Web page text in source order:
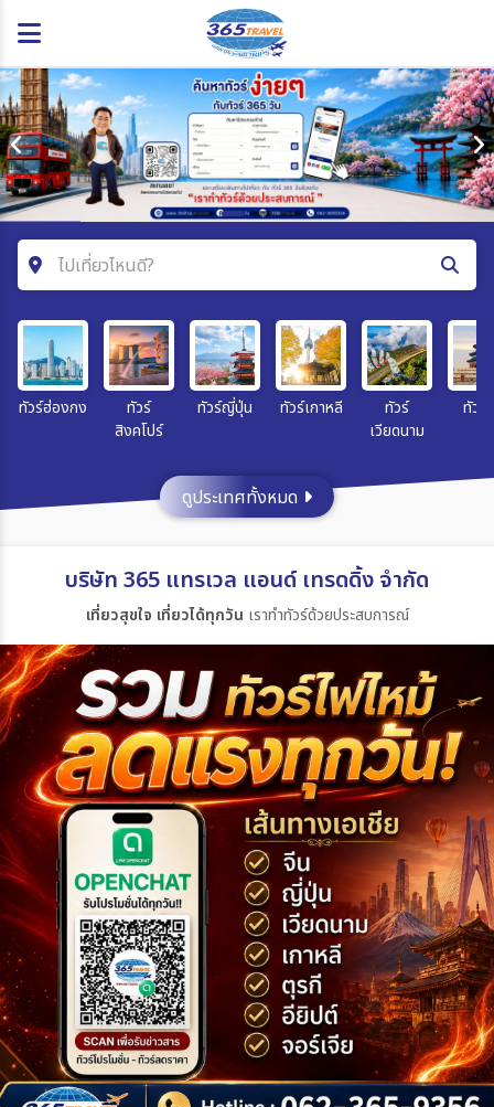
ไปเที่ยวไหนดี?
ค้นหาโปรแกรมทัวร์
คำค้นหา
สายการบิน
ตั้งแต่วันที่
ถึงวันที่
เฉพาะเดือน
เฉพาะเทศกาล
ทัวร์ฮ่องกง
ทัวร์
สิงคโปร์
ทัวร์ญี่ปุ่น ทัวร์เกาหลี
ทัวร์
เวียดนาม
ทัวร์
ดูประเทศทั้งหมด
บริษัท 365 แทรเวล แอนด์ เทรดดิ้ง จำกัด
เที่ยวสุขใจ เที่ยวได้ทุกวัน เราทำทัวร์ด้วยประสบการณ์